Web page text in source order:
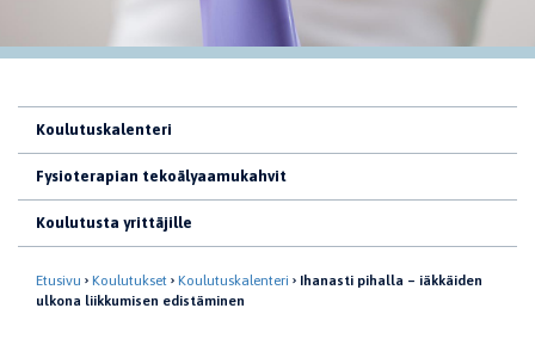
Koulutuskalenteri
Fysioterapian tekoälyaamukahvit
Koulutusta yrittäjille
Etusivu Koulutukset Koulutuskalenteri
Ihanasti pihalla – iäkkäiden
ulkona liikkumisen edistäminen